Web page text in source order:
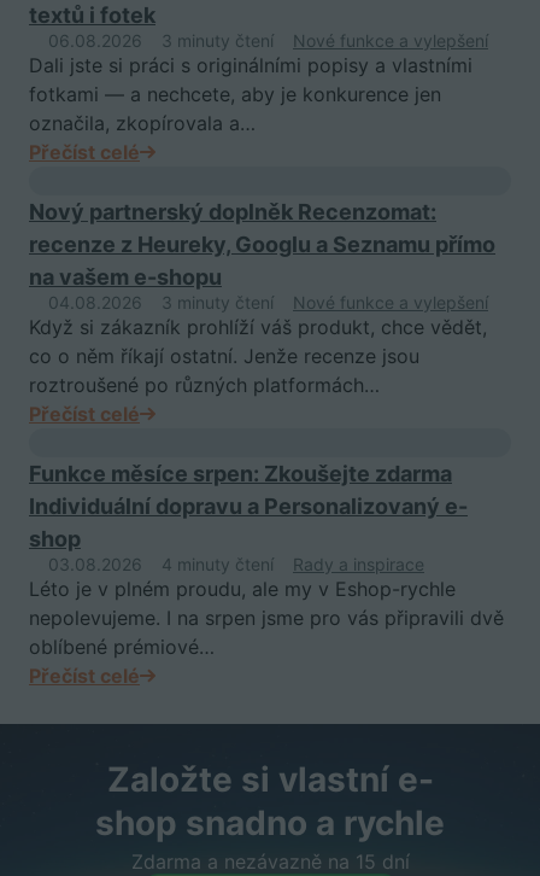
textů i fotek
06.08.2026 3 minuty čtení Nové funkce a vylepšení
Dali jste si práci s originálními popisy a vlastními
fotkami — a nechcete, aby je konkurence jen
označila, zkopírovala a…
Přečíst celé
Nový partnerský doplněk Recenzomat:
recenze z Heureky, Googlu a Seznamu přímo
na vašem e-shopu
04.08.2026 3 minuty čtení Nové funkce a vylepšení
Když si zákazník prohlíží váš produkt, chce vědět,
co o něm říkají ostatní. Jenže recenze jsou
roztroušené po různých platformách…
Přečíst celé
Funkce měsíce srpen: Zkoušejte zdarma
Individuální dopravu a Personalizovaný e-
shop
03.08.2026 4 minuty čtení Rady a inspirace
Léto je v plném proudu, ale my v Eshop-rychle
nepolevujeme. I na srpen jsme pro vás připravili dvě
oblíbené prémiové…
Přečíst celé
Založte si vlastní e-
shop snadno a rychle
Zdarma a nezávazně na 15 dní